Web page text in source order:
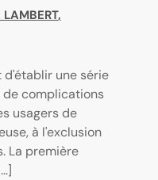
LAMBERT,
d'établir une série
complications
usagers de
à l'exclusion
La première